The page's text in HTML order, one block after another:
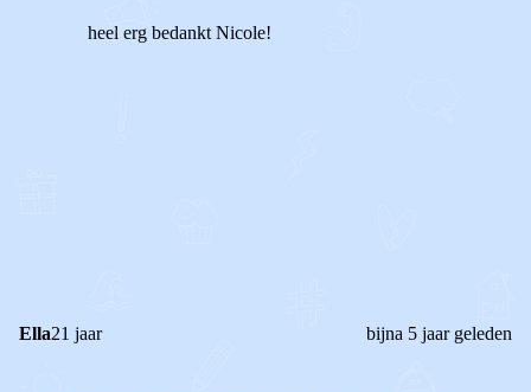
heel erg bedankt Nicole!
Ella21 jaar bijna 5 jaar geleden